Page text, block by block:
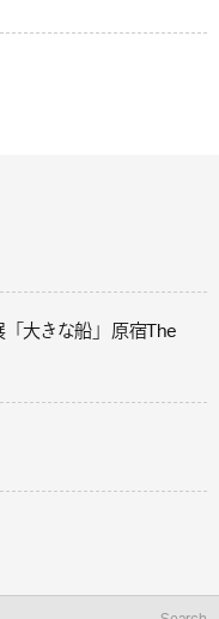
大きな船」 原宿The